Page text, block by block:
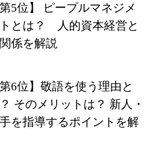
第5位】 ピープルマネジメ
とは？ 人的資本経営と
係を解説
第6位】敬語を使う理由と
そのメリットは？ 新人・
を指導するポイントを解